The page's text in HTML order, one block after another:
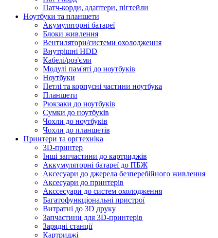
Патч-корди, адаптери, пігтейли
Ноутбуки та планшети
Акумуляторні батареї
Блоки живлення
Вентилятори/системи охолодження
Внутрішні HDD
Кабелі/роз'єми
Модулі пам'яті до ноутбуків
Ноутбуки
Петлі та корпусні частини ноутбука
Планшети
Рюкзаки до ноутбуків
Сумки до ноутбуків
Чохли до ноутбуків
Чохли до планшетів
Принтери та оргтехніка
3D-принтер
Інші запчастини до картриджів
Аккумуляторні батареї до ПБЖ
Аксесуари до джерела безперебійного живлення
Аксесуари до принтерів
Акссесуари до систем охолодження
Багатофункціональні пристрої
Витратні до 3D друку
Запчастини для 3D-принтерів
Зарядні станції
Картриджі